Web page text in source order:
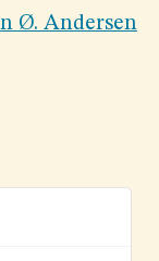
Ø. Andersen